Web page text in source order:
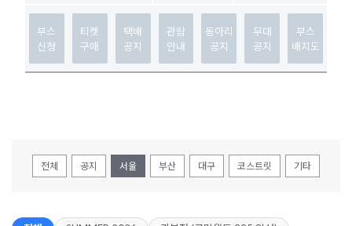
부스
신청
티켓
구매
택배
공지
관람
안내
동아리
공지
무대
공지
부스
배치도
전체 공지 서울 부산 대구 코스트릿 기타